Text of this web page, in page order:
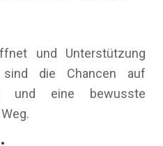
und Unterstützung
die Chancen auf
und eine bewusste